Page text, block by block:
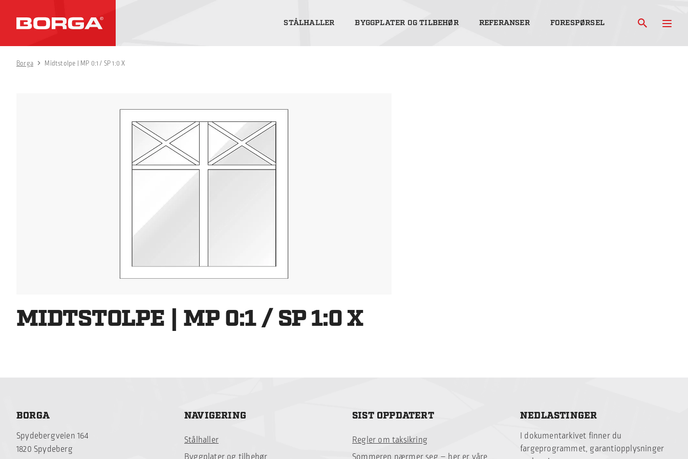
STÅLHALLER BYGGPLATER OG TILBEHØR REFERANSER FORESPØRSEL
Borga Midtstolpe | MP 0:1 / SP 1:0 X
MIDTSTOLPE | MP 0:1 / SP 1:0 X
BORGA
Spydebergveien 164
1820 Spydeberg
NAVIGERING
Stålhaller
SIST OPPDATERT
Regler om taksikring
NEDLASTINGER
I dokumentarkivet finner du
fargeprogrammet, garantiopplysninger